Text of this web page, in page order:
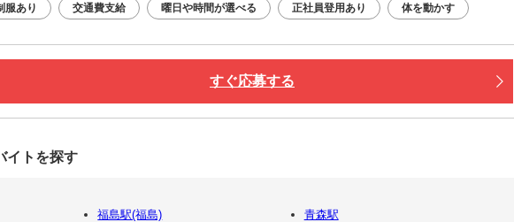
服あり 交通費支給 曜日や時間が選べる 正社員登用あり 体を動かす
すぐ応募する
イトを探す
福島駅(福島)
青森駅